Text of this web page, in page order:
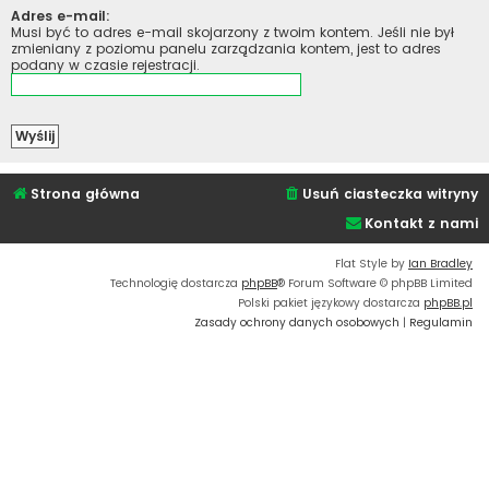
Adres e-mail:
Musi być to adres e-mail skojarzony z twoim kontem. Jeśli nie był
zmieniany z poziomu panelu zarządzania kontem, jest to adres
podany w czasie rejestracji.
Strona główna
Usuń ciasteczka witryny
Kontakt z nami
Flat Style by Ian Bradley
Technologię dostarcza phpBB® Forum Software © phpBB Limited
Polski pakiet językowy dostarcza phpBB.pl
Zasady ochrony danych osobowych | Regulamin